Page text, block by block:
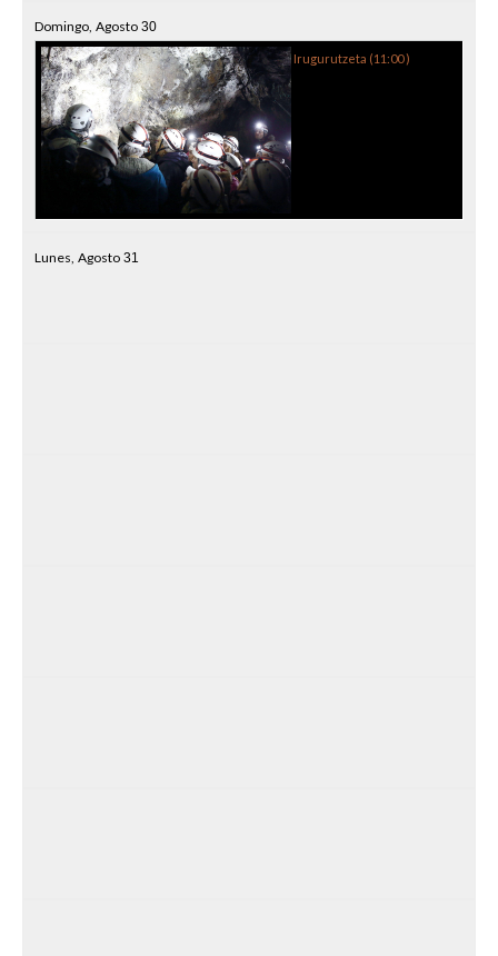
Domingo, Agosto 30
Irugurutzeta (11:00)
Lunes, Agosto 31